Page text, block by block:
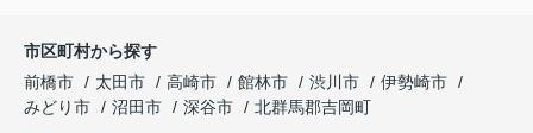
市区町村から探す
前橋市
太田市 高崎市 館林市 渋川市
伊勢崎市
みどり市
沼田市 深谷市
北群馬郡吉岡町